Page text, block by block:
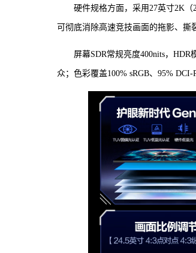
硬件规格方面，采用27英寸2K（
可彻底消除高速竞技画面的拖影、撕
屏幕SDR常规亮度400nits，
众；色彩覆盖100% sRGB、95%